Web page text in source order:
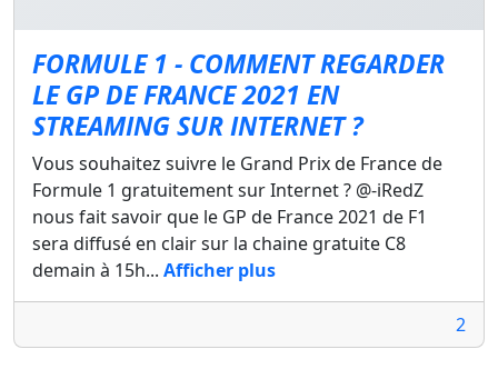
FORMULE 1 - COMMENT REGARDER
LE GP DE FRANCE 2021 EN
STREAMING SUR INTERNET ?
Vous souhaitez suivre le Grand Prix de France de
Formule 1 gratuitement sur Internet ? @-iRedZ
nous fait savoir que le GP de France 2021 de F1
sera diffusé en clair sur la chaine gratuite C8
demain à 15h... Afficher plus
2